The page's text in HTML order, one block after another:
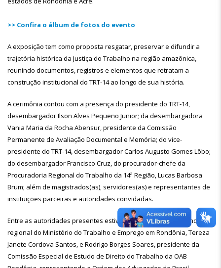
>> Confira o álbum de fotos do evento
A exposição tem como proposta resgatar, preservar e difundir a
trajetória histórica da Justiça do Trabalho na região amazônica,
reunindo documentos, registros e elementos que retratam a
construção institucional do TRT-14 ao longo de sua história.
A cerimônia contou com a presença do presidente do TRT-14,
desembargador Ilson Alves Pequeno Junior; da desembargadora
Vania Maria da Rocha Abensur, presidente da Comissão
Permanente de Avaliação Documental e Memória; do vice-
presidente do TRT-14, desembargador Carlos Augusto Gomes Lôbo;
do desembargador Francisco Cruz, do procurador-chefe da
Procuradoria Regional do Trabalho da 14ª Região, Lucas Barbosa
Brum; além de magistrados(as), servidores(as) e representantes de
instituições parceiras e autoridades convidadas.
Entre as autoridades presentes estiveram ainda a superintendente
regional do Ministério do Trabalho e Emprego em Rondônia, Tereza
Janete Cordova Santos, e Rodrigo Borges Soares, presidente da
Comissão Especial de Estudo de Direito do Trabalho da OAB